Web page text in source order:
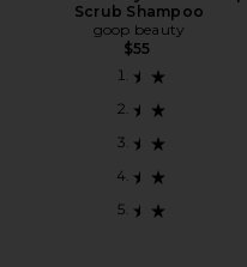
Scrub Shampoo
goop beauty
$55